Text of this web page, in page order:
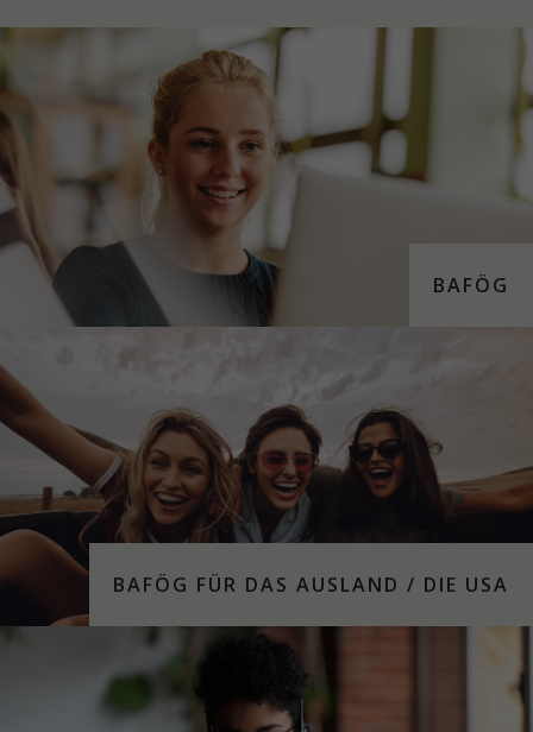
BAFÖG
BAFÖG FÜR DAS AUS­LAND / DIE USA